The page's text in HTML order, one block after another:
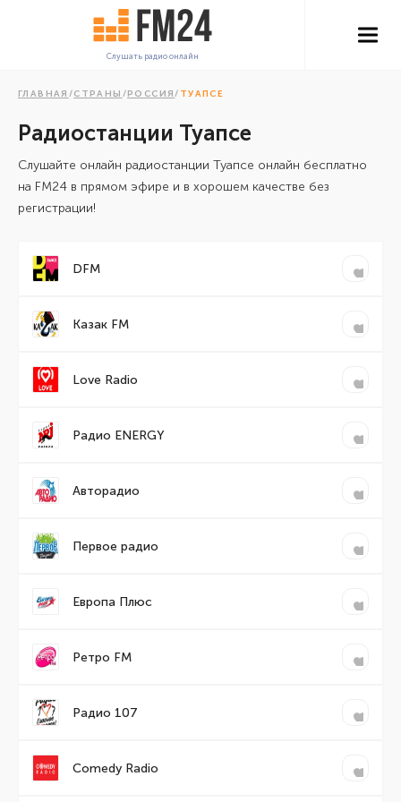
Слушать радио онлайн
ГЛАВНАЯ /СТРАНЫ /РОССИЯ/ ТУАПСЕ
Радиостанции Туапсе
Cлушайте онлайн радиостанции Туапсе онлайн бесплатно
на FM24 в прямом эфире и в хорошем качестве без
регистрации!
DFM
Казак FM
Love Radio
Радио ENERGY
Авторадио
Первое радио
Европа Плюс
Ретро FM
Радио 107
Comedy Radio